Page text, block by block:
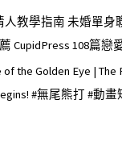
人教學指南 未婚單身
CupidPress 108篇戀
of the Golden Eye | The
#無尾熊打 #動